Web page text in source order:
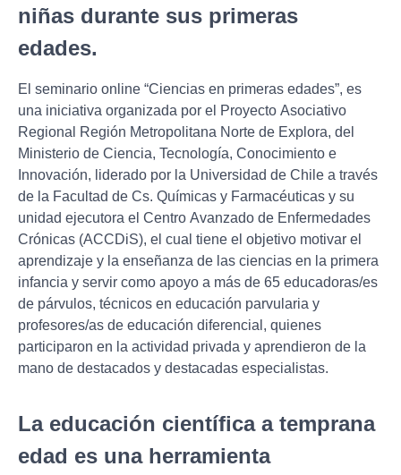
niñas durante sus primeras
edades.
El seminario online “Ciencias en primeras edades”, es
una iniciativa organizada por el Proyecto Asociativo
Regional Región Metropolitana Norte de Explora, del
Ministerio de Ciencia, Tecnología, Conocimiento e
Innovación, liderado por la Universidad de Chile a través
de la Facultad de Cs. Químicas y Farmacéuticas y su
unidad ejecutora el Centro Avanzado de Enfermedades
Crónicas (ACCDiS), el cual tiene el objetivo motivar el
aprendizaje y la enseñanza de las ciencias en la primera
infancia y servir como apoyo a más de 65 educadoras/es
de párvulos, técnicos en educación parvularia y
profesores/as de educación diferencial, quienes
participaron en la actividad privada y aprendieron de la
mano de destacados y destacadas especialistas.
La educación científica a temprana
edad es una herramienta